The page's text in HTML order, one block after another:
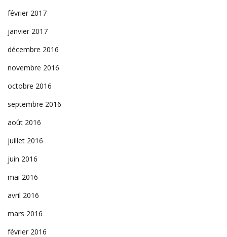
février 2017
janvier 2017
décembre 2016
novembre 2016
octobre 2016
septembre 2016
août 2016
juillet 2016
juin 2016
mai 2016
avril 2016
mars 2016
février 2016